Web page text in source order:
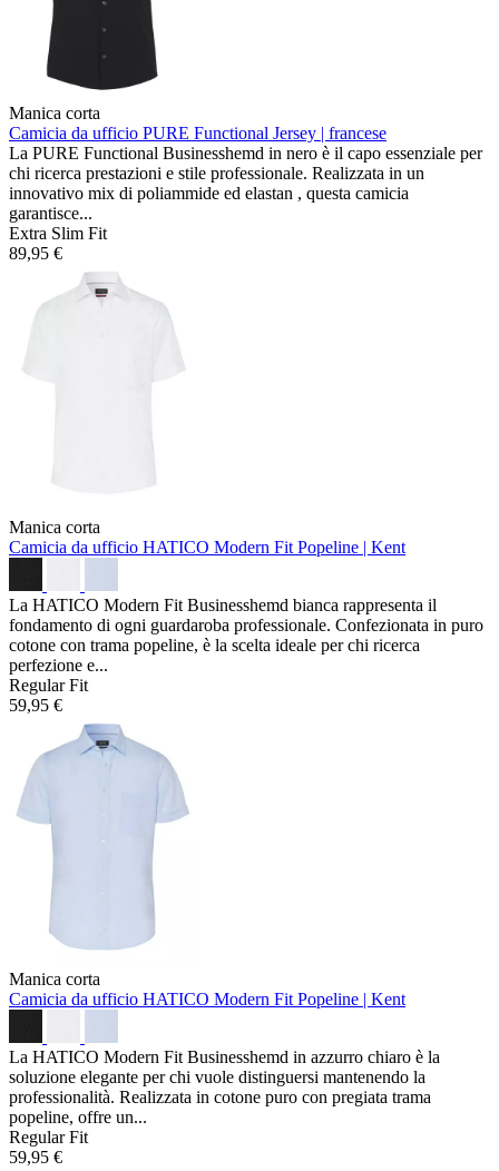
Manica corta
Camicia da ufficio PURE Functional Jersey | francese
La PURE Functional Businesshemd in nero è il capo essenziale per
chi ricerca prestazioni e stile professionale. Realizzata in un
innovativo mix di poliammide ed elastan , questa camicia
garantisce...
Extra Slim Fit
89,95 €
Manica corta
Camicia da ufficio HATICO Modern Fit Popeline | Kent
La HATICO Modern Fit Businesshemd bianca rappresenta il
fondamento di ogni guardaroba professionale. Confezionata in puro
cotone con trama popeline, è la scelta ideale per chi ricerca
perfezione e...
Regular Fit
59,95 €
Manica corta
Camicia da ufficio HATICO Modern Fit Popeline | Kent
La HATICO Modern Fit Businesshemd in azzurro chiaro è la
soluzione elegante per chi vuole distinguersi mantenendo la
professionalità. Realizzata in cotone puro con pregiata trama
popeline, offre un...
Regular Fit
59,95 €